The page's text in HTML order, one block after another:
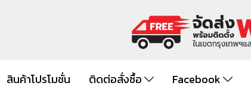
สินค้าโปรโมชั่น ติดต่อสั่งซื้อ Facebook